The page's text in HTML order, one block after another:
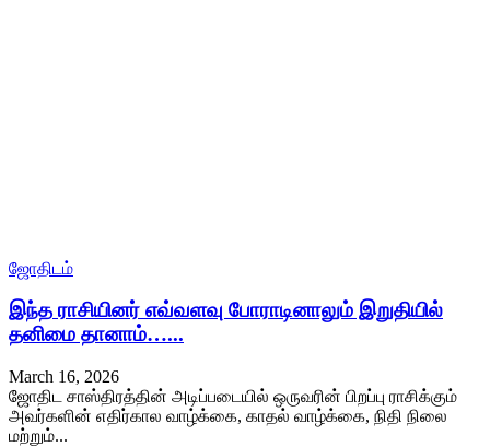
ஜோதிடம்
இந்த ராசியினர் எவ்வளவு போராடினாலும் இறுதியில்
தனிமை தானாம்…...
March 16, 2026
ஜோதிட சாஸ்திரத்தின் அடிப்படையில் ஒருவரின் பிறப்பு ராசிக்கும்
அவர்களின் எதிர்கால வாழ்க்கை, காதல் வாழ்க்கை, நிதி நிலை
மற்றும்...